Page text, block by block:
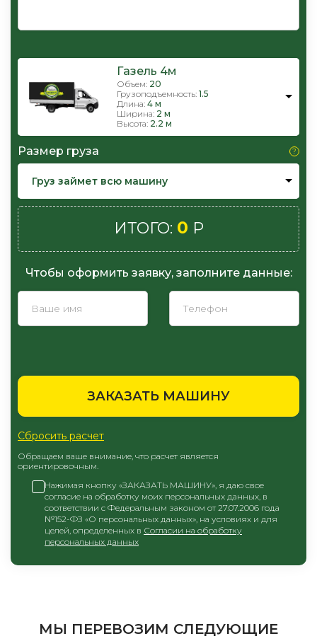
Газель 4м
Объем: 20
Грузоподъемность: 1.5
Длина: 4 м
Ширина: 2 м
Высота: 2.2 м
Размер груза
Груз займет всю машину
Чтобы оформить заявку, заполните данные:
ИТОГО: 0 Р
ЗАКАЗАТЬ МАШИНУ
Обращаем ваше внимание, что расчет является
ориентировочным.
Нажимая кнопку «ЗАКАЗАТЬ МАШИНУ», я даю свое
согласие на обработку моих персональных данных, в
соответствии с Федеральным законом от 27.07.2006 года
№152-ФЗ «О персональных данных», на условиях и для
целей, определенных в Согласии на обработку
персональных данных
Сбросить расчет
МЫ ПЕРЕВОЗИМ СЛЕДУЮЩИЕ